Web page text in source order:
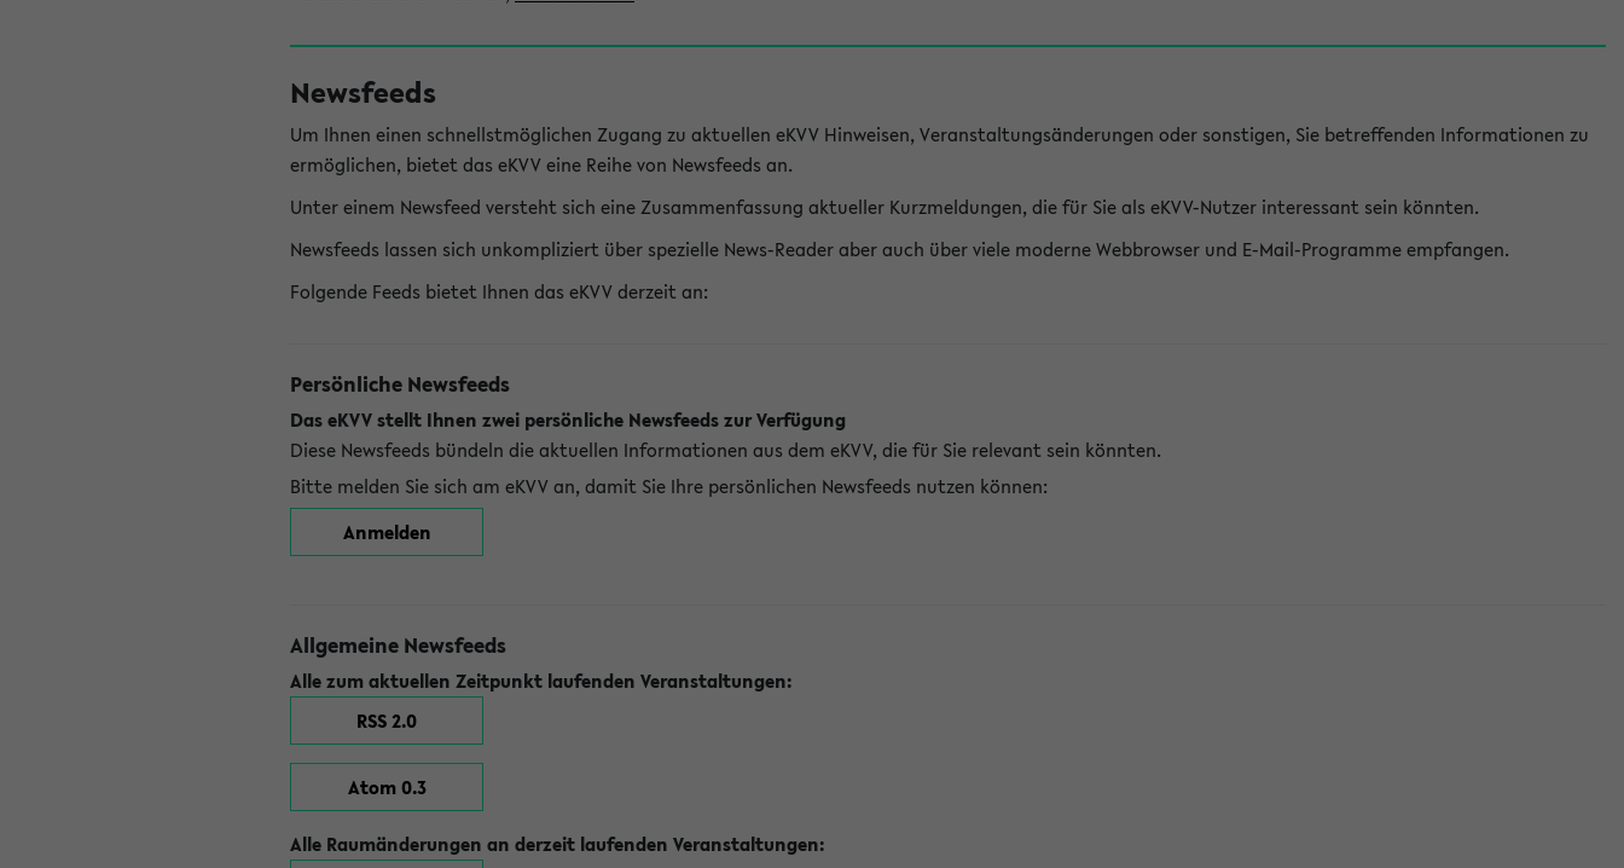
Newsfeeds
Um Ihnen einen schnellstmöglichen Zugang zu aktuellen eKVV Hinweisen, Veranstaltungsänderungen oder sonstigen, Sie betreffenden Informationen zu
ermöglichen, bietet das eKVV eine Reihe von Newsfeeds an.
Unter einem Newsfeed versteht sich eine Zusammenfassung aktueller Kurzmeldungen, die für Sie als eKVV-Nutzer interessant sein könnten.
Newsfeeds lassen sich unkompliziert über spezielle News-Reader aber auch über viele moderne Webbrowser und E-Mail-Programme empfangen.
Folgende Feeds bietet Ihnen das eKVV derzeit an:
Persönliche Newsfeeds
Das eKVV stellt Ihnen zwei persönliche Newsfeeds zur Verfügung
Diese Newsfeeds bündeln die aktuellen Informationen aus dem eKVV, die für Sie relevant sein könnten.
Bitte melden Sie sich am eKVV an, damit Sie Ihre persönlichen Newsfeeds nutzen können:
Anmelden
Allgemeine Newsfeeds
Alle zum aktuellen Zeitpunkt laufenden Veranstaltungen:
RSS 2.0
Atom 0.3
Alle Raumänderungen an derzeit laufenden Veranstaltungen: